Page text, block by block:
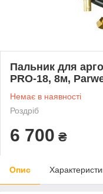
Пальник для
PRO-18, 8м,
Немає в наявності
Роздріб
6 700 ₴
Опис